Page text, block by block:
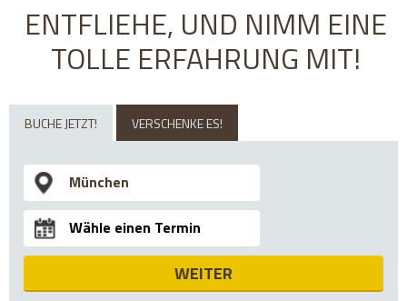
ENTFLIEHE, UND NIMM EINE
TOLLE ERFAHRUNG MIT!
BUCHE JETZT! VERSCHENKE ES!
WEITER